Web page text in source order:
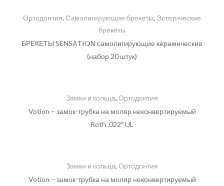
Ортодонтия, Самолигирующие брекеты, Эстетические
брекеты
БРЕКЕТЫ SENSATION самолигирующие керамические
(набор 20 штук)
Замки и кольца, Ортодонтия
Votion – замок-трубка на моляр неконвертируемый
Roth .022″ UL
Замки и кольца, Ортодонтия
Votion – замок-трубка на моляр неконвертируемый